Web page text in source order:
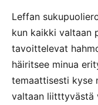
Leffan
kun kaikki valtaan
tavoittelevat
häiritsee minua
temaattisesti kyse
valtaan liitttyvästä